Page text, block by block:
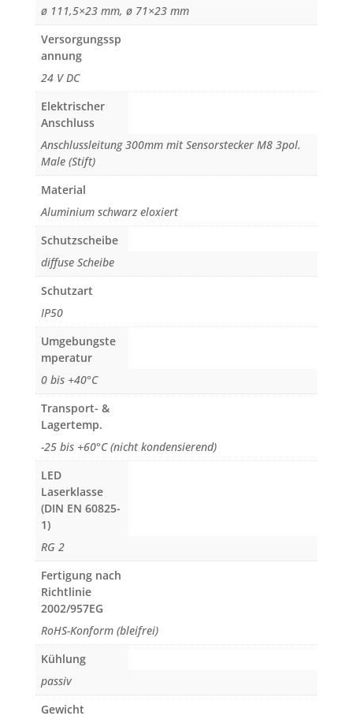
ø 111,5×23 mm, ø 71×23 mm
Versorgungssp
annung
24 V DC
Elektrischer
Anschluss
Anschlussleitung 300mm mit Sensorstecker M8 3pol.
Male (Stift)
Material
Aluminium schwarz eloxiert
Schutzscheibe
diffuse Scheibe
Schutzart
IP50
Umgebungste
mperatur
0 bis +40°C
Transport- &
Lagertemp.
-25 bis +60°C (nicht kondensierend)
LED
Laserklasse
(DIN EN 60825-
1)
RG 2
Fertigung nach
Richtlinie
2002/957EG
RoHS-Konform (bleifrei)
Kühlung
passiv
Gewicht